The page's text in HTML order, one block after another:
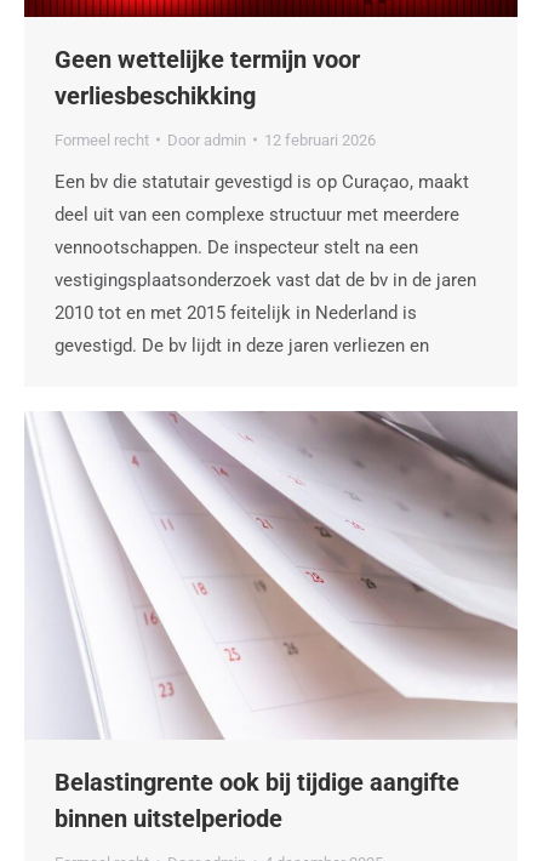
Geen wettelijke termijn voor
verliesbeschikking
Formeel recht Door admin 12 februari 2026
Een bv die statutair gevestigd is op Curaçao, maakt
deel uit van een complexe structuur met meerdere
vennootschappen. De inspecteur stelt na een
vestigingsplaatsonderzoek vast dat de bv in de jaren
2010 tot en met 2015 feitelijk in Nederland is
gevestigd. De bv lijdt in deze jaren verliezen en
Belastingrente ook bij tijdige aangifte
binnen uitstelperiode